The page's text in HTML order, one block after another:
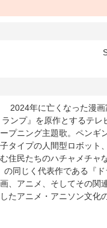
2024年に亡くなった漫画
ランプ』を原作とするテレ
ープニング主題歌。ペンギ
子タイプの人間型ロボット
む住民たちのハチャメチャ
の同じく代表作である『
画、アニメ、そしてその関
したアニメ・アニソン文化